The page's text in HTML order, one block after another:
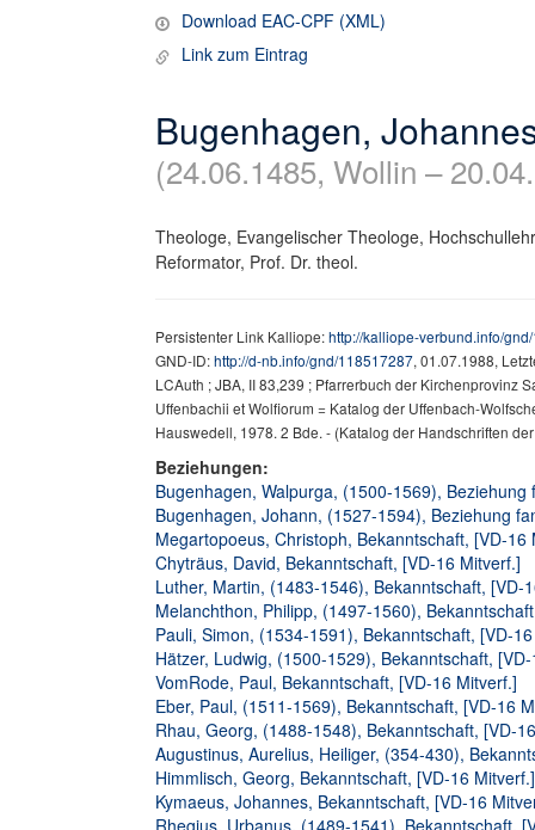
Download EAC-CPF (XML)
Link zum Eintrag
Bugenhagen,
(24.06.1485, Wollin –
Theologe, Evangelischer Theologe,
Reformator, Prof. Dr. theol.
Persistenter Link Kalliope:http://kalliope-verbund.info/
GND-ID:http://d-nb.info/gnd/118517287, 01.07.1988,
LCAuth ; JBA, II 83,239 ; Pfarrerbuch der Kirchenprovinz
Uffenbachii et Wolfiorum = Katalog der Uffenbach-
Hauswedell, 1978. 2 Bde. - (Katalog der Handschriften
Beziehungen:
Bugenhagen, Walpurga, (1500-1569), Beziehung
Bugenhagen, Johann, (1527-1594), Beziehung
Megartopoeus, Christoph, Bekanntschaft, [VD-16
Chyträus, David, Bekanntschaft, [VD-16 Mitverf.]
Luther, Martin, (1483-1546), Bekanntschaft, [VD-
Melanchthon, Philipp, (1497-1560),
Pauli, Simon, (1534-1591), Bekanntschaft, [VD-
Hätzer, Ludwig, (1500-1529), Bekanntschaft,
VomRode, Paul, Bekanntschaft, [VD-16 Mitverf.]
Eber, Paul, (1511-1569), Bekanntschaft, [VD-16
Rhau, Georg, (1488-1548), Bekanntschaft, [VD-
Augustinus, Aurelius, Heiliger, (354-430),
Himmlisch, Georg, Bekanntschaft, [VD-16 Mitverf.]
Kymaeus, Johannes, Bekanntschaft, [VD-16
Rhegius, Urbanus, (1489-1541), Bekanntschaft,